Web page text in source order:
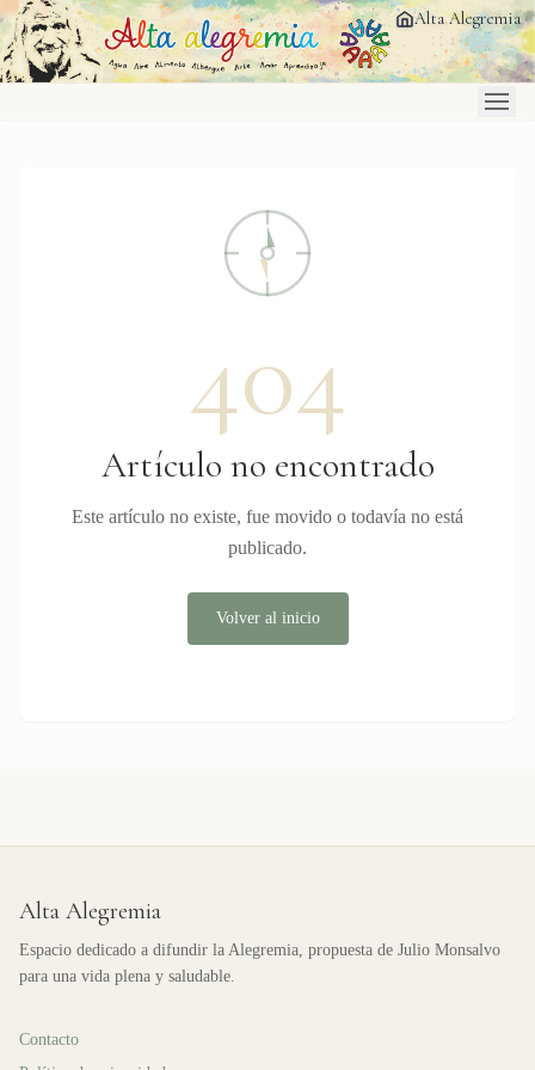
Saltar al contenido principal Alta Alegremia
404
Artículo no encontrado
Este artículo no existe, fue movido o todavía no está
publicado.
Volver al inicio
Alta Alegremia
Espacio dedicado a difundir la Alegremia, propuesta de Julio Monsalvo
para una vida plena y saludable.
Contacto